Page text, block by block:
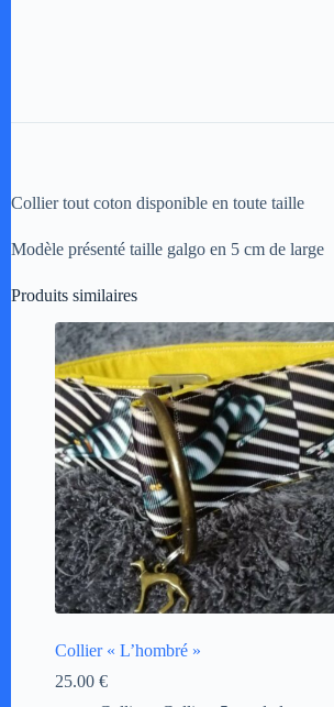
t
:Collier tout coton disponible en toute taille
Modèle présenté taille galgo en 5 cm de large
Produits similaires
Collier « L’hombré »
25.00 €